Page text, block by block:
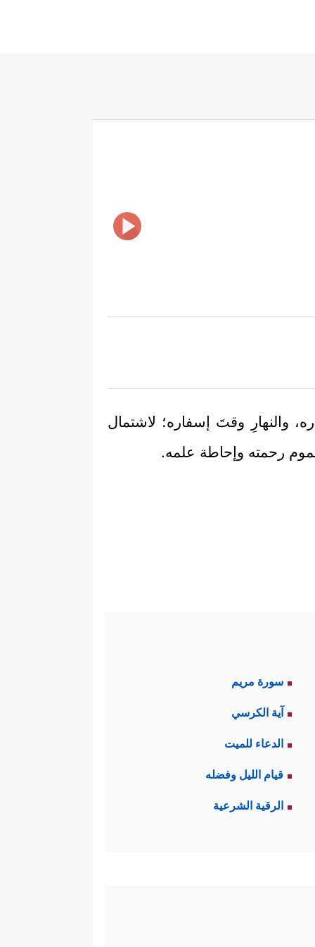
والنهارِ وقتَ إسفاره؛ لاشتمال
رحمته وإحاطة علمه.
سورة مريم
آية الكرسي
الدعاء للميت
قيام الليل وفضله
الرقية الشرعية